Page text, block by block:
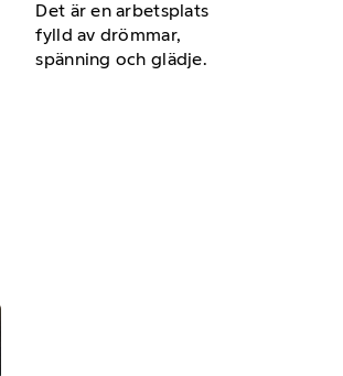
Det är en arbetsplats
fylld av drömmar,
spänning och glädje.